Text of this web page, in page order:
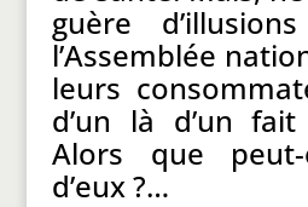
guère
l’Assemblée
leurs
d’un là d’un
Alors que
d’eux ?…